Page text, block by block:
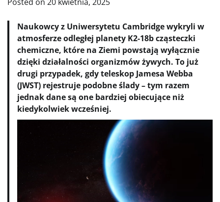
Naukowcy z Uniwersytetu Cambridge wykryli w
atmosferze odległej planety K2-18b cząsteczki
chemiczne, które na Ziemi powstają wyłącznie
dzięki działalności organizmów żywych. To już
drugi przypadek, gdy teleskop Jamesa Webba
(JWST) rejestruje podobne ślady – tym razem
jednak dane są one bardziej obiecujące niż
kiedykolwiek wcześniej.